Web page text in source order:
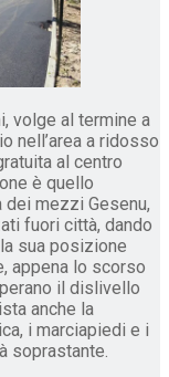
volge al termine a
nell’area a ridosso
al centro
è quello
mezzi Gesenu,
fuori città, dando
sua posizione
appena lo scorso
il dislivello
anche la
i marciapiedi e i
soprastante.